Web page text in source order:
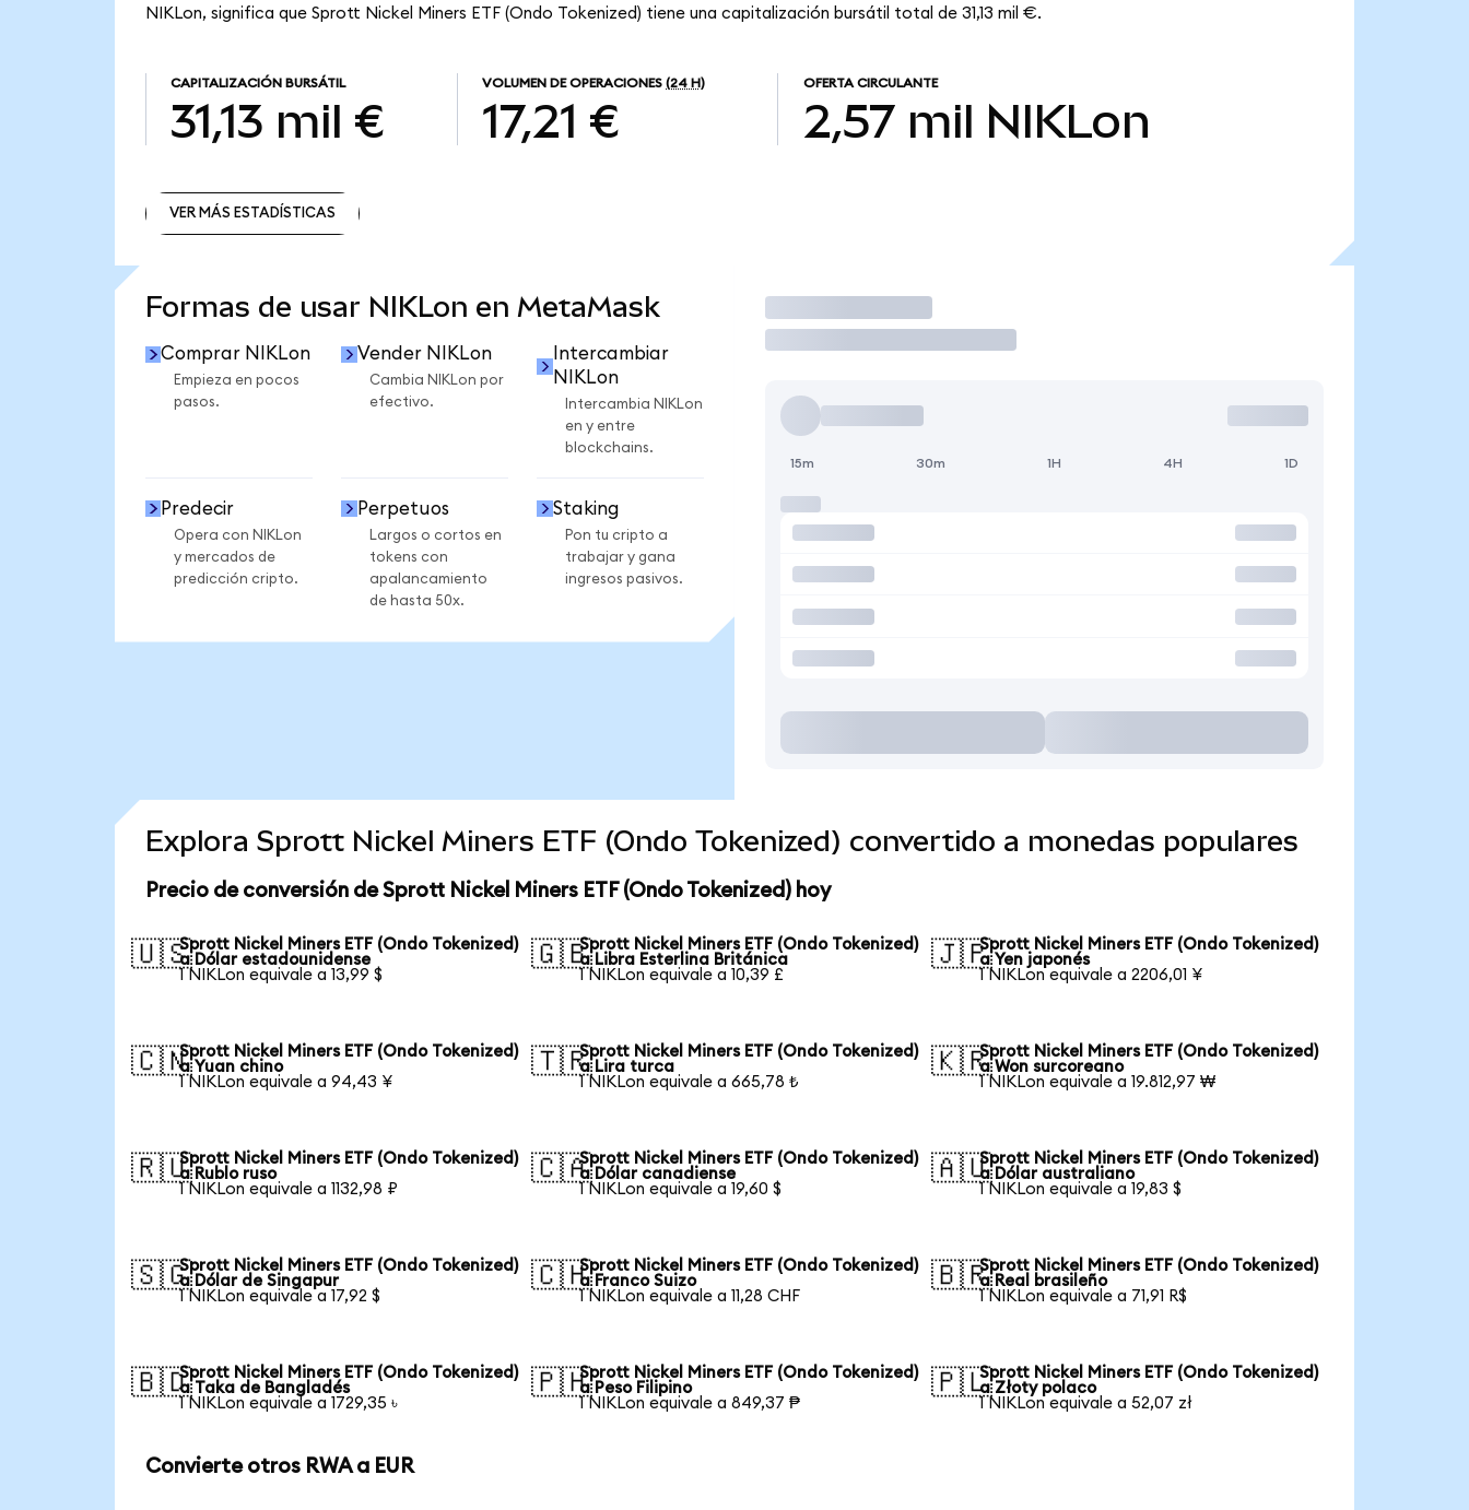
NIKLon, significa que Sprott Nickel Miners ETF (Ondo Tokenized) tiene una capitalización bursátil total de 31,13 mil €.
CAPITALIZACIÓN BURSÁTIL
31,13 mil €
VOLUMEN DE OPERACIONES (24 H)
17,21 €
OFERTA CIRCULANTE
2,57 mil NIKLon
VER MÁS ESTADÍSTICAS
Formas de usar NIKLon en MetaMask
Comprar NIKLon
Empieza en pocos
pasos.
Vender NIKLon
Cambia NIKLon por
efectivo.
Intercambiar
NIKLon
Intercambia NIKLon
en y entre
blockchains.
Predecir
Opera con NIKLon
y mercados de
predicción cripto.
Perpetuos
Largos o cortos en
tokens con
apalancamiento
de hasta 50x.
Staking
Pon tu cripto a
trabajar y gana
ingresos pasivos.
Operar
15m 30m 1H 4H 1D
Explora Sprott Nickel Miners ETF (Ondo Tokenized) convertido a monedas populares
Precio de conversión de Sprott Nickel Miners ETF (Ondo Tokenized) hoy
🇺🇸Sprott Nickel Miners ETF (Ondo Tokenized)
a Dólar estadounidense
1 NIKLon equivale a 13,99 $
🇬🇧Sprott Nickel Miners ETF (Ondo Tokenized)
a Libra Esterlina Británica
1 NIKLon equivale a 10,39 £
🇯🇵Sprott Nickel Miners ETF (Ondo Tokenized)
a Yen japonés
1 NIKLon equivale a 2206,01 ¥
🇨🇳Sprott Nickel Miners ETF (Ondo Tokenized)
a Yuan chino
1 NIKLon equivale a 94,43 ¥
🇹🇷Sprott Nickel Miners ETF (Ondo Tokenized)
a Lira turca
1 NIKLon equivale a 665,78 ₺
🇰🇷Sprott Nickel Miners ETF (Ondo Tokenized)
a Won surcoreano
1 NIKLon equivale a 19.812,97 ₩
🇷🇺Sprott Nickel Miners ETF (Ondo Tokenized)
a Rublo ruso
1 NIKLon equivale a 1132,98 ₽
🇨🇦Sprott Nickel Miners ETF (Ondo Tokenized)
a Dólar canadiense
1 NIKLon equivale a 19,60 $
🇦🇺Sprott Nickel Miners ETF (Ondo Tokenized)
a Dólar australiano
1 NIKLon equivale a 19,83 $
🇸🇬Sprott Nickel Miners ETF (Ondo Tokenized)
a Dólar de Singapur
1 NIKLon equivale a 17,92 $
🇨🇭Sprott Nickel Miners ETF (Ondo Tokenized)
a Franco Suizo
1 NIKLon equivale a 11,28 CHF
🇧🇷Sprott Nickel Miners ETF (Ondo Tokenized)
a Real brasileño
1 NIKLon equivale a 71,91 R$
🇧🇩Sprott Nickel Miners ETF (Ondo Tokenized)
a Taka de Bangladés
1 NIKLon equivale a 1729,35 ৳
🇵🇭Sprott Nickel Miners ETF (Ondo Tokenized)
a Peso Filipino
1 NIKLon equivale a 849,37 ₱
🇵🇱Sprott Nickel Miners ETF (Ondo Tokenized)
a Złoty polaco
1 NIKLon equivale a 52,07 zł
Convierte otros RWA a EUR